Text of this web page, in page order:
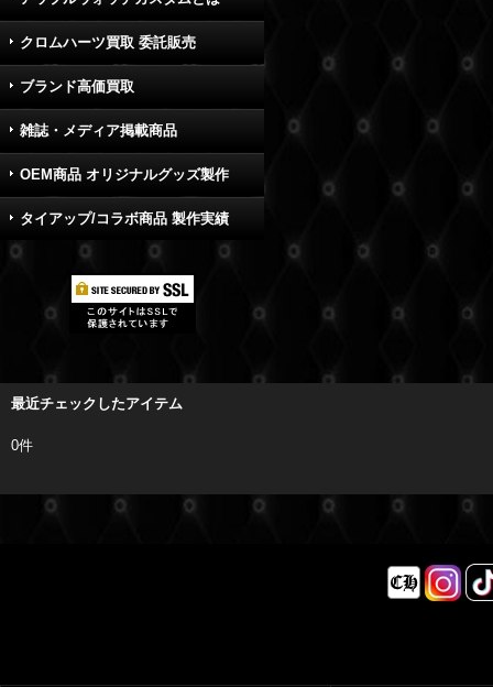
クロムハーツ買取 委託販売
ブランド高価買取
雑誌・メディア掲載商品
OEM商品 オリジナルグッズ製作
タイアップ/コラボ商品 製作実績
最近チェックしたアイテム
0件